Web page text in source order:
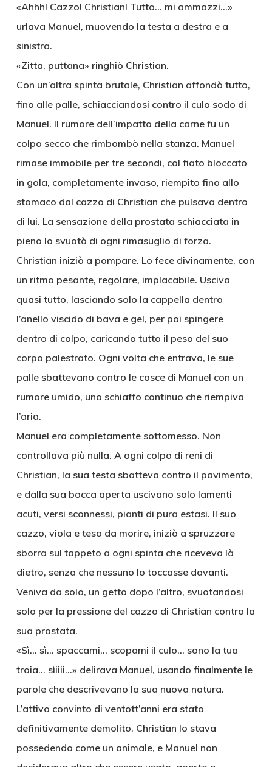
«Ahhh! Cazzo! Christian! Tutto… mi ammazzi…»
urlava Manuel, muovendo la testa a destra e a
sinistra.
«Zitta, puttana» ringhiò Christian.
Con un’altra spinta brutale, Christian affondò tutto,
fino alle palle, schiacciandosi contro il culo sodo di
Manuel. Il rumore dell’impatto della carne fu un
colpo secco che rimbombò nella stanza. Manuel
rimase immobile per tre secondi, col fiato bloccato
in gola, completamente invaso, riempito fino allo
stomaco dal cazzo di Christian che pulsava dentro
di lui. La sensazione della prostata schiacciata in
pieno lo svuotò di ogni rimasuglio di forza.
Christian iniziò a pompare. Lo fece divinamente, con
un ritmo pesante, regolare, implacabile. Usciva
quasi tutto, lasciando solo la cappella dentro
l’anello viscido di bava e gel, per poi spingere
dentro di colpo, caricando tutto il peso del suo
corpo palestrato. Ogni volta che entrava, le sue
palle sbattevano contro le cosce di Manuel con un
rumore umido, uno schiaffo continuo che riempiva
l’aria.
Manuel era completamente sottomesso. Non
controllava più nulla. A ogni colpo di reni di
Christian, la sua testa sbatteva contro il pavimento,
e dalla sua bocca aperta uscivano solo lamenti
acuti, versi sconnessi, pianti di pura estasi. Il suo
cazzo, viola e teso da morire, iniziò a spruzzare
sborra sul tappeto a ogni spinta che riceveva là
dietro, senza che nessuno lo toccasse davanti.
Veniva da solo, un getto dopo l’altro, svuotandosi
solo per la pressione del cazzo di Christian contro la
sua prostata.
«Sì… sì… spaccami… scopami il culo… sono la tua
troia… sìiiii…» delirava Manuel, usando finalmente le
parole che descrivevano la sua nuova natura.
L’attivo convinto di ventott’anni era stato
definitivamente demolito. Christian lo stava
possedendo come un animale, e Manuel non